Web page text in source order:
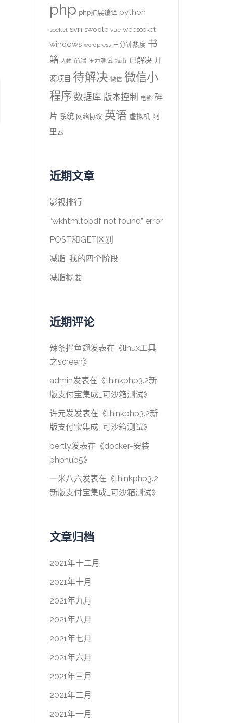
php php扩展编译 python
socket svn swoole vue websocket
windows wordpress 三分钟热度 书
籍 人物 前端 压力测试 城市 已解决 开
源项目 待解决 微信 微信小
程序 数据库 版本控制 电影 碎
片 系统 网络协议 英语 虚拟机 阿
里云
近期文章
影视排行
“wkhtmltopdf not found” error
POST和GET区别
减脂-我的四个阶段
减脂概要
近期评论
辣条拌鱼翅发表在《linux工具
之screen》
admin发表在《thinkphp3.2新
版支付宝集成_可沙箱测试》
许元发发表在《thinkphp3.2新
版支付宝集成_可沙箱测试》
bertly发表在《docker-安装
phphub5》
一米八六发表在《thinkphp3.2
新版支付宝集成_可沙箱测试》
文章归档
2021年十二月
2021年十月
2021年九月
2021年八月
2021年七月
2021年六月
2021年三月
2021年二月
2021年一月